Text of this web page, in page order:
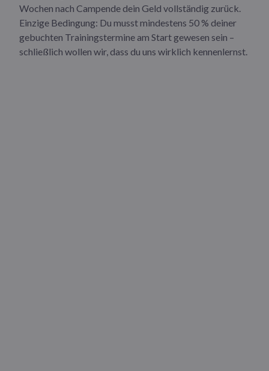
Wochen nach Campende dein Geld vollständig zurück.
Einzige Bedingung: Du musst mindestens 50 % deiner
gebuchten Trainingstermine am Start gewesen sein –
schließlich wollen wir, dass du uns wirklich kennenlernst.